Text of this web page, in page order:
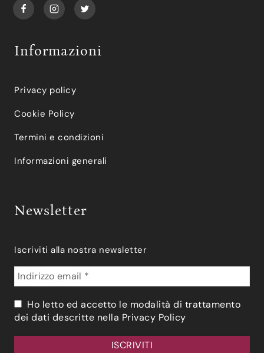
Informazioni
Privacy policy
Cookie Policy
Termini e condizioni
Informazioni generali
Newsletter
Iscriviti alla nostra newsletter
Ho letto ed accetto le modalità di trattamento
dei dati descritte nella Privacy Policy